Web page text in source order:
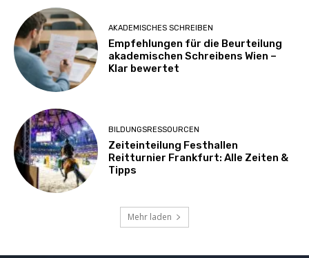
AKADEMISCHES SCHREIBEN
Empfehlungen für die Beurteilung
akademischen Schreibens Wien –
Klar bewertet
BILDUNGSRESSOURCEN
Zeiteinteilung Festhallen
Reitturnier Frankfurt: Alle Zeiten &
Tipps
Mehr laden